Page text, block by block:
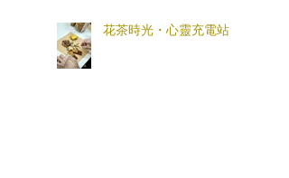
花茶時光・心靈充電站